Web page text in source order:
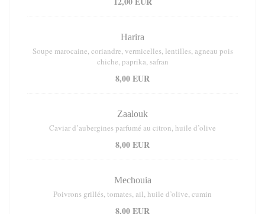
Harira
Soupe marocaine, coriandre, vermicelles, lentilles, agneau pois
chiche, paprika, safran
8,00 EUR
Zaalouk
Caviar d’aubergines parfumé au citron, huile d’olive
8,00 EUR
Mechouia
Poivrons grillés, tomates, ail, huile d’olive, cumin
8,00 EUR